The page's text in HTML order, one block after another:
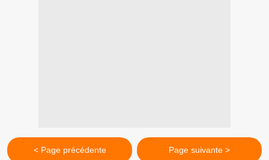
< Page précédente Page suivante >